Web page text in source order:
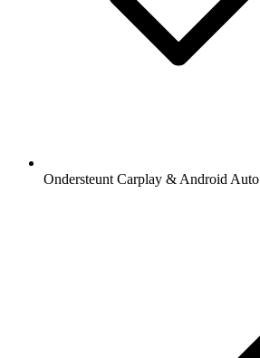
Ondersteunt Carplay & Android Auto